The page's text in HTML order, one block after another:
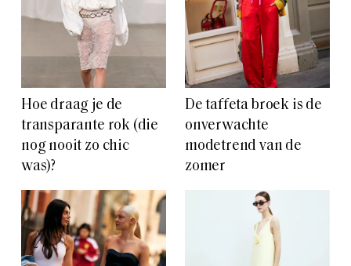
Hoe draag je de
transparante rok (die
nog nooit zo chic
was)?
De taffeta broek is de
onverwachte
modetrend van de
zomer